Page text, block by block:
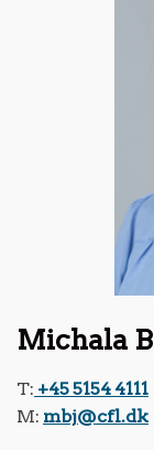
Michala
T: +45 5154 4111
M: mbj@cfl.dk